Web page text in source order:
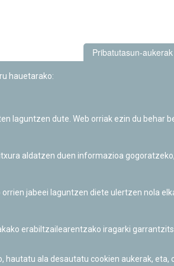
Pribatutasun-aukerak
hauetarako:
laguntzen dute. Web orriak ezin du behar
aldatzen duen informazioa
jabeei laguntzen diete ulertzen nola
erabiltzailearentzako iragarki
ala desautatu cookien aukerak, eta,